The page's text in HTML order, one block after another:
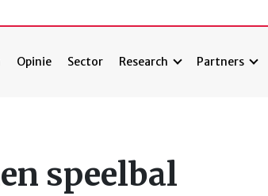
Opinie Sector Research Partners
speelbal